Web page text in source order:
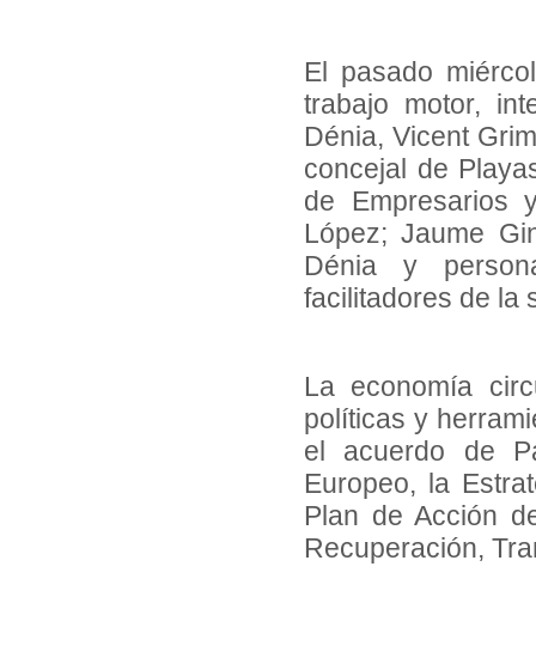
El pasado
trabajo motor,
Dénia, Vicent
concejal de
de Empresarios
López; Jaume
Dénia y
facilitadores de la
La economía
políticas y
el acuerdo de
Europeo, la
Plan de Acción
Recuperación,